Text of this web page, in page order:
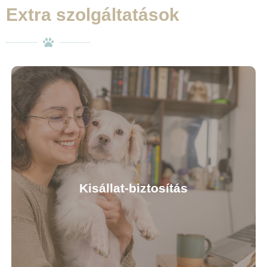
Különböző gyulladások, ízületi illetve porceredetű
betegségek szakszerű kezelésére nyújt lehetőséget
állatkórházunk azoknak a kedvenceknek, akik
Kapcsolatfelvétel
Extra szolgáltatások
Kisállat-biztosítás